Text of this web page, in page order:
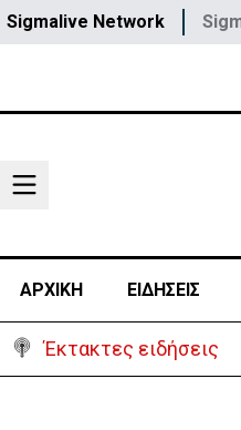
Sigmalive Network
ΑΡΧΙΚΗ ΕΙΔΗΣΕΙΣ
Έκτακτες ειδήσεις